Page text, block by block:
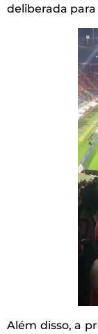
deliberada
Além disso, a